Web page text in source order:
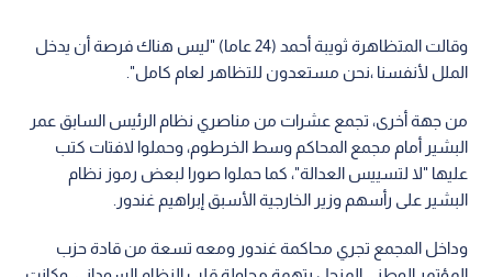
وقالت المتظاهرة ثويبة أحمد (24 عاما) "ليس هناك فرصة أن يدخل
الملل لأنفسنا ،نحن مستعدون للتظاهر لعام كامل".
من جهة أخرى، تجمع عشرات من مناصري نظام الرئيس السابق عمر
البشير أمام مجمع المحاكم وسط الخرطوم، وحملوا لافتات كتب
عليها "لا لتسييس العدالة"، كما حملوا صورا لبعض رموز نظام
البشير على رأسهم وزير الخارجية الأسبق إبراهيم غندور.
وداخل المجمع تجري محاكمة غندور ومعه تسعة من قادة حزب